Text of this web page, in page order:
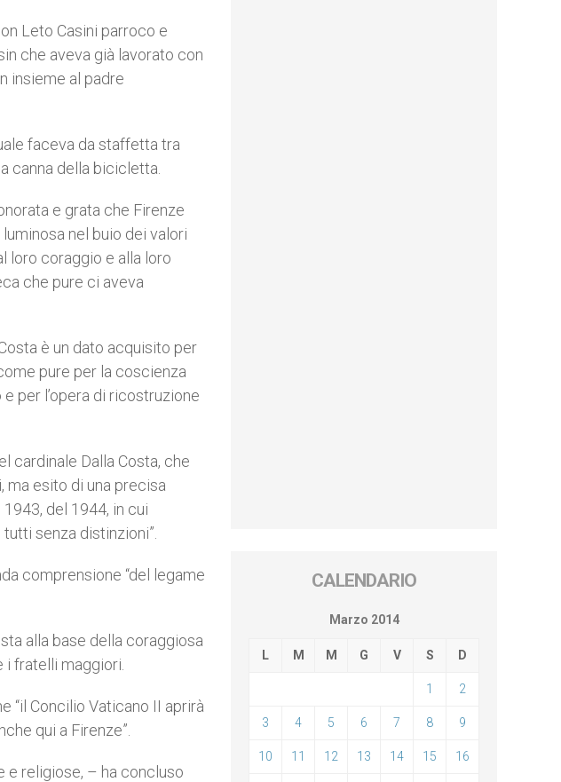
Leto Casini parroco e
che aveva già lavorato con
insieme al padre
faceva da staffetta tra
canna della bicicletta.
e grata che Firenze
nel buio dei valori
loro coraggio e alla loro
che pure ci aveva
è un dato acquisito per
pure per la coscienza
per l’opera di ricostruzione
cardinale Dalla Costa, che
esito di una precisa
del 1944, in cui
senza distinzioni”.
comprensione “del legame
alla base della coraggiosa
fratelli maggiori.
“il Concilio Vaticano II aprirà
qui a Firenze”.
e religiose, – ha concluso
CALENDARIO
Marzo 2014
L M M G V S D
1 2
3 4 5 6 7 8 9
10 11 12 13 14 15 16